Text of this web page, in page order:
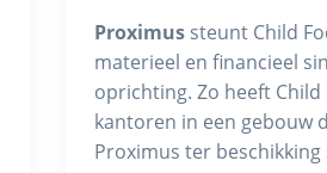
Proximussteunt Child
materieel en financieel
oprichting. Zo heeft Child
kantoren in een gebouw
Proximus ter beschikking